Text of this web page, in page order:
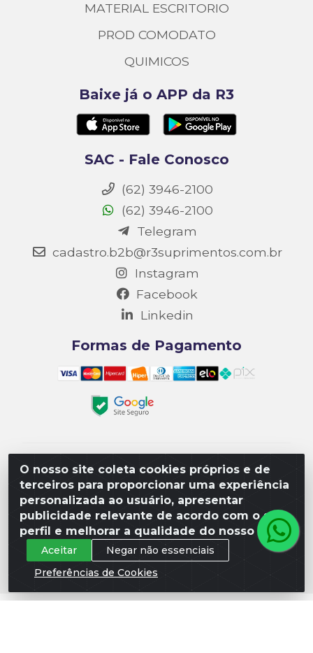
O nosso site coleta cookies próprios e de
terceiros para proporcionar uma experiência
personalizada ao usuário, apresentar
publicidade relevante de acordo com o seu
perfil e melhorar a qualidade do nosso site.
Aceitar
Negar não essenciais
Preferências de Cookies
MATERIAL ESCRITORIO
PROD COMODATO
QUIMICOS
Baixe já o APP da R3
SAC - Fale Conosco
(62) 3946-2100
(62) 3946-2100
Telegram
cadastro.b2b@r3suprimentos.com.br
Instagram
Facebook
Linkedin
Formas de Pagamento
Matriz R3 Suprimentos - Rua 14, Polo Empresarial
Goiás – Etapa III, Quadra: 15; Lote 04, Aparecida de
Goiânia/GO, CEP 74985-182. - CNPJ
10.641.901/0001-16